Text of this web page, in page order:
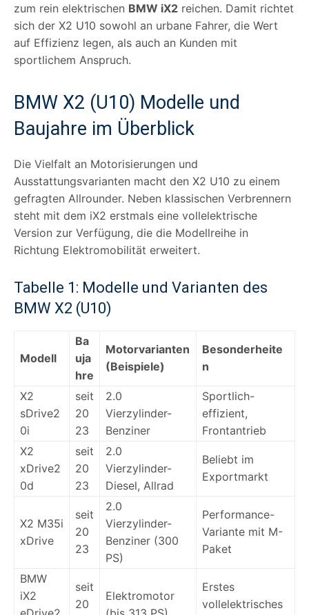
zum rein elektrischen BMW iX2 reichen. Damit richtet
sich der X2 U10 sowohl an urbane Fahrer, die Wert
auf Effizienz legen, als auch an Kunden mit
sportlichem Anspruch.
BMW X2 (U10) Modelle und
Baujahre im Überblick
Die Vielfalt an Motorisierungen und
Ausstattungsvarianten macht den X2 U10 zu einem
gefragten Allrounder. Neben klassischen Verbrennern
steht mit dem iX2 erstmals eine vollelektrische
Version zur Verfügung, die die Modellreihe in
Richtung Elektromobilität erweitert.
Tabelle 1: Modelle und Varianten des
BMW X2 (U10)
Modell
Ba
uja
hre
Motorvarianten
(Beispiele)
Besonderheite
n
X2
sDrive2
0i
seit
20
23
2.0
Vierzylinder-
Benziner
Sportlich-
effizient,
Frontantrieb
X2
xDrive2
0d
seit
20
23
2.0
Vierzylinder-
Diesel, Allrad
Beliebt im
Exportmarkt
X2 M35i
xDrive
seit
20
23
2.0
Vierzylinder-
Benziner (300
PS)
Performance-
Variante mit M-
Paket
BMW
iX2
seit
20
Elektromotor
Erstes
vollelektrisches